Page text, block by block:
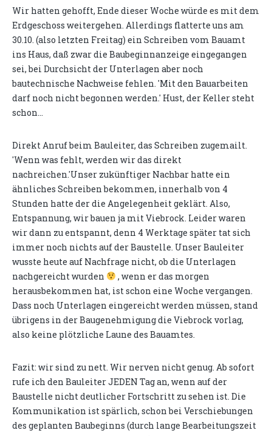
Wir hatten gehofft, Ende dieser Woche würde es mit dem
Erdgeschoss weitergehen. Allerdings flatterte uns am
30.10. (also letzten Freitag) ein Schreiben vom Bauamt
ins Haus, daß zwar die Baubeginnanzeige eingegangen
sei, bei Durchsicht der Unterlagen aber noch
bautechnische Nachweise fehlen. 'Mit den Bauarbeiten
darf noch nicht begonnen werden.' Hust, der Keller steht
schon...
Direkt Anruf beim Bauleiter, das Schreiben zugemailt.
'Wenn was fehlt, werden wir das direkt
nachreichen.'Unser zukünftiger Nachbar hatte ein
ähnliches Schreiben bekommen, innerhalb von 4
Stunden hatte der die Angelegenheit geklärt. Also,
Entspannung, wir bauen ja mit Viebrock. Leider waren
wir dann zu entspannt, denn 4 Werktage später tat sich
immer noch nichts auf der Baustelle. Unser Bauleiter
wusste heute auf Nachfrage nicht, ob die Unterlagen
nachgereicht wurden
, wenn er das morgen
herausbekommen hat, ist schon eine Woche vergangen.
Dass noch Unterlagen eingereicht werden müssen, stand
übrigens in der Baugenehmigung die Viebrock vorlag,
also keine plötzliche Laune des Bauamtes.
Fazit: wir sind zu nett. Wir nerven nicht genug. Ab sofort
rufe ich den Bauleiter JEDEN Tag an, wenn auf der
Baustelle nicht deutlicher Fortschritt zu sehen ist. Die
Kommunikation ist spärlich, schon bei Verschiebungen
des geplanten Baubeginns (durch lange Bearbeitungszeit